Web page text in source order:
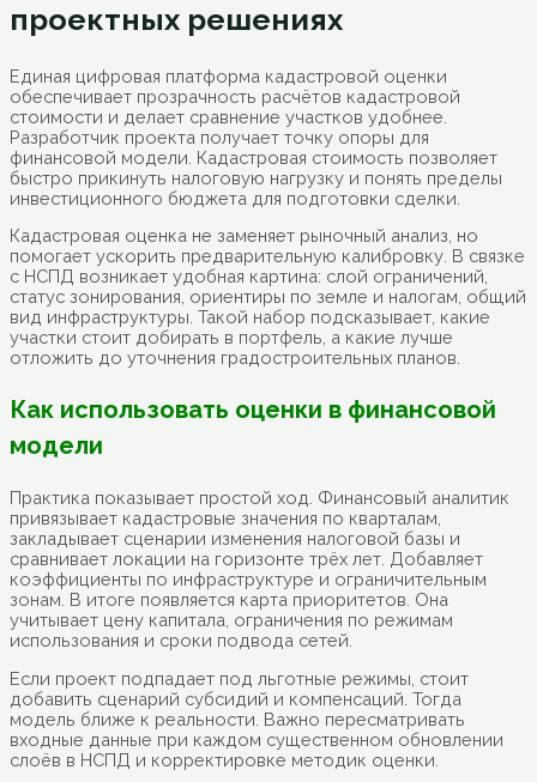
проектных решениях
Единая цифровая платформа кадастровой оценки
обеспечивает прозрачность расчётов кадастровой
стоимости и делает сравнение участков удобнее.
Разработчик проекта получает точку опоры для
финансовой модели. Кадастровая стоимость позволяет
быстро прикинуть налоговую нагрузку и понять пределы
инвестиционного бюджета для подготовки сделки.
Кадастровая оценка не заменяет рыночный анализ, но
помогает ускорить предварительную калибровку. В связке
с НСПД возникает удобная картина: слой ограничений,
статус зонирования, ориентиры по земле и налогам, общий
вид инфраструктуры. Такой набор подсказывает, какие
участки стоит добирать в портфель, а какие лучше
отложить до уточнения градостроительных планов.
Как использовать оценки в финансовой
модели
Практика показывает простой ход. Финансовый аналитик
привязывает кадастровые значения по кварталам,
закладывает сценарии изменения налоговой базы и
сравнивает локации на горизонте трёх лет. Добавляет
коэффициенты по инфраструктуре и ограничительным
зонам. В итоге появляется карта приоритетов. Она
учитывает цену капитала, ограничения по режимам
использования и сроки подвода сетей.
Если проект подпадает под льготные режимы, стоит
добавить сценарий субсидий и компенсаций. Тогда
модель ближе к реальности. Важно пересматривать
входные данные при каждом существенном обновлении
слоёв в НСПД и корректировке методик оценки.